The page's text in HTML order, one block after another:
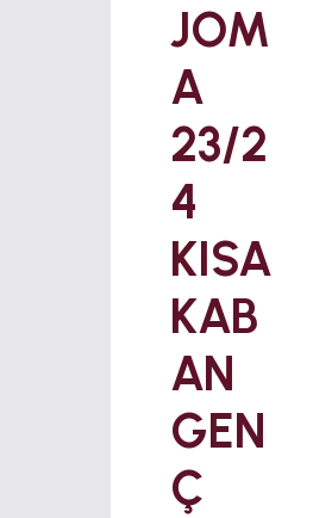
JOM
A
23/2
4
KISA
KAB
AN
GEN
Ç